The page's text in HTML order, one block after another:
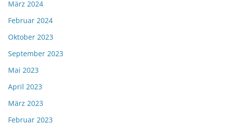
März 2024
Februar 2024
Oktober 2023
September 2023
Mai 2023
April 2023
März 2023
Februar 2023